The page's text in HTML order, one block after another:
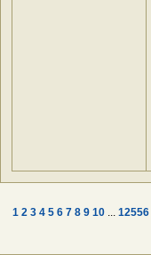
1 2 3 4 5 6 7 8 9 10 ... 12556